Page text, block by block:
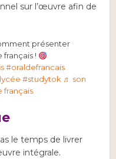
sur l’œuvre afin de
présenter
français !
#oraldefrancais
#studytok ♬ son
français
le temps de livrer
intégrale.